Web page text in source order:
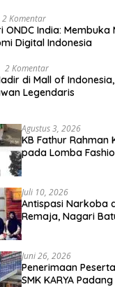
2 Komentar
India: Membuka
Digital Indonesia
2 Komentar
di Mall of
Legendaris
Agustus 3, 2026
KB Fathur Rahman
pada Lomba
Juli 10, 2026
Antispasi Narkoba
Remaja, Nagari
Juni 26, 2026
Penerimaan
SMK KARYA